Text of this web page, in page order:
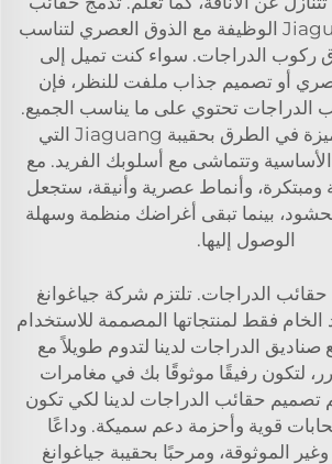
الدراجات من Jiaguang الوظيفة مع الذوق العصري لتناسب
ركوب الدراجات. سواء كنت تميل إلى
أو تصميم جذاب ملفت للنظر، فإن
الدراجات تحتوي على ما يناسب الجميع.
اجعل دراجتك مميزة في الطرق بحقيبة Jiaguang التي
وتتماشى مع أسلوبك الفريد. مع
ومبتكرة، وأنماط عصرية وأنيقة، ستجعل
بينما تبقى أغراضك منظمة وسهلة
الوصول إليها.
الدراجات. تلتزم شركة جياغوانغ
الخام فقط لمنتجاتها المصممة للاستخدام
صناديق الدراجات لدينا لتدوم طويلاً مع
لتكون رفيقًا موثوقًا بك في مغامرات
تصميم حقائب الدراجات لدينا لكي تكون
قوية وأحزمة دعم سميكة. وداعًا
الموثوقة، ومرحبًا بحقيبة جياغوانغ